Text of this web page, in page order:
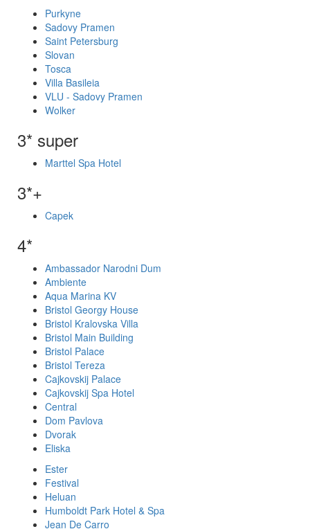
Purkyne
Sadovy Pramen
Saint Petersburg
Slovan
Tosca
Villa Basileia
VLU - Sadovy Pramen
Wolker
3* super
Marttel Spa Hotel
3*+
Capek
4*
Ambassador Narodni Dum
Ambiente
Aqua Marina KV
Bristol Georgy House
Bristol Kralovska Villa
Bristol Main Building
Bristol Palace
Bristol Tereza
Cajkovskij Palace
Cajkovskij Spa Hotel
Central
Dom Pavlova
Dvorak
Eliska
Ester
Festival
Heluan
Humboldt Park Hotel & Spa
Jean De Carro